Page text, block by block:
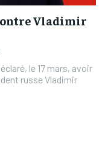
Vladimir
le 17 mars, avoir
russe Vladimir